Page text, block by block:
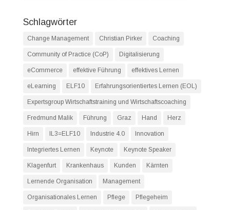
Schlagwörter
Change Management Christian Pirker Coaching
Community of Practice (CoP) Digitalisierung
eCommerce effektive Führung effektives Lernen
eLearning ELF10 Erfahrungsorientiertes Lernen (EOL)
Expertsgroup Wirtschaftstraining und Wirtschaftscoaching
Fredmund Malik Führung Graz Hand Herz
Hirn IL3=ELF10 Industrie 4.0 Innovation
Integriertes Lernen Keynote Keynote Speaker
Klagenfurt Krankenhaus Kunden Kärnten
Lernende Organisation Management
Organisationales Lernen Pflege Pflegeheim